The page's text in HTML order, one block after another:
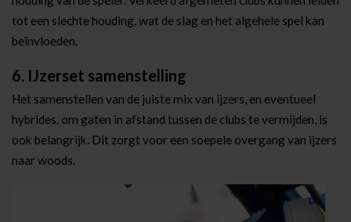
tot een slechte houding, wat de slag en het algehele spel kan
beïnvloeden.
6. IJzerset samenstelling
Het samenstellen van de juiste mix van ijzers, en eventueel
hybrides, om gaten in afstand tussen de clubs te vermijden, is
ook belangrijk. Dit zorgt voor een soepele overgang van ijzers
naar woods.